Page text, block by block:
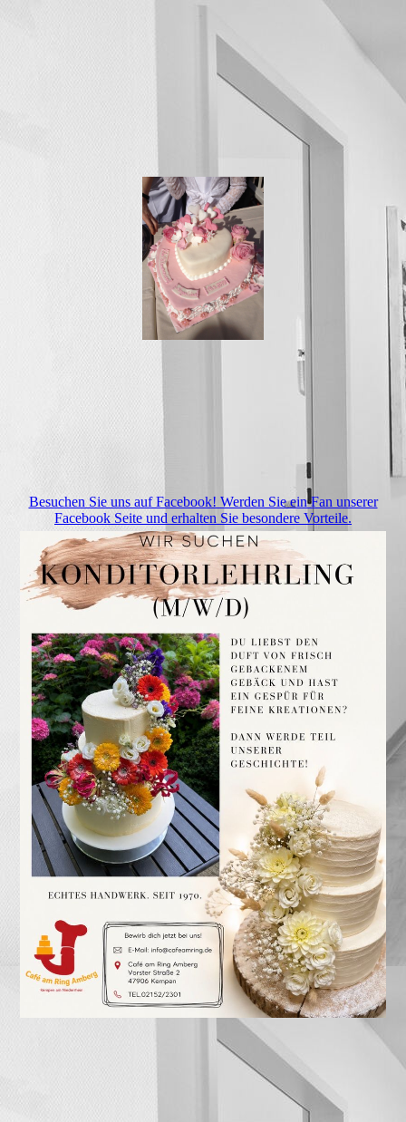
Besuchen Sie uns auf Facebook! Werden Sie ein Fan unserer
Facebook Seite und erhalten Sie besondere Vorteile.